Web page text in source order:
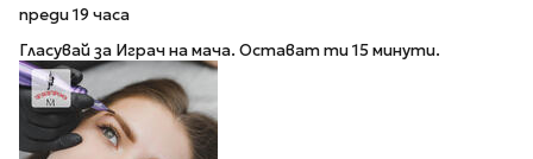
преди 19 часа
Гласувай за Играч на мача. Остават ти 15 минути.